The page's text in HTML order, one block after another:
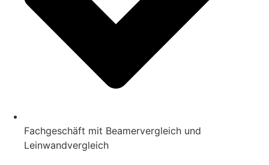
Fachgeschäft mit Beamervergleich und
Leinwandvergleich